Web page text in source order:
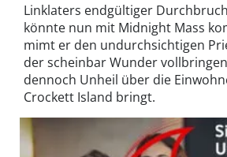
Linklaters endgültiger
könnte nun mit Midnight Mass
mimt er den undurchsichtigen
der scheinbar Wunder
dennoch Unheil über die
Crockett Island bringt.